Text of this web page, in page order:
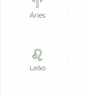
Áries
Leão